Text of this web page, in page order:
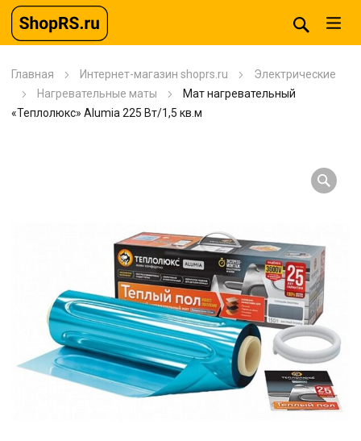
Главная Интернет-магазин shoprs.ru
Электрические
Нагревательные маты
Мат нагревательный
«Теплолюкс» Alumia 225 Вт/1,5 кв.м